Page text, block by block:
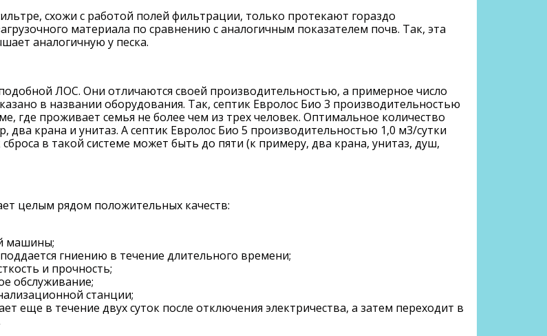
схожи с работой полей фильтрации, только протекают гораздо
материала по сравнению с аналогичным показателем почв. Так, эта
аналогичную у песка.
ЛОС. Они отличаются своей производительностью, а примерное число
в названии оборудования. Так, септик Евролос Био 3 производительностью
где проживает семья не более чем из трех человек. Оптимальное количество
два крана и унитаз. А септик Евролос Био 5 производительностью 1,0 м3/сутки
в такой системе может быть до пяти (к примеру, два крана, унитаз, душ,
целым рядом положительных качеств:
машины;
гниению в течение длительного времени;
и прочность;
обслуживание;
станции;
еще в течение двух суток после отключения электричества, а затем переходит в